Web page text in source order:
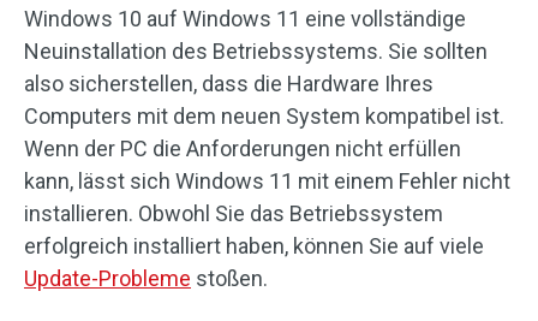
Windows 10 auf Windows 11 eine vollständige
Neuinstallation des Betriebssystems. Sie sollten
also sicherstellen, dass die Hardware Ihres
Computers mit dem neuen System kompatibel ist.
Wenn der PC die Anforderungen nicht erfüllen
kann, lässt sich Windows 11 mit einem Fehler nicht
installieren. Obwohl Sie das Betriebssystem
erfolgreich installiert haben, können Sie auf viele
Update-Probleme stoßen.